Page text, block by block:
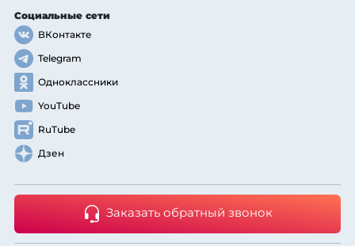
Социальные сети
ВКонтакте
Telegram
Одноклассники
YouTube
RuTube
Дзен
Заказать обратный звонок